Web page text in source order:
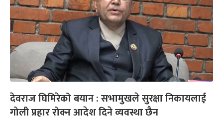
देवराज घिमिरेको बयान : सभामुखले सुरक्षा निकायलाई
गोली प्रहार रोक्न आदेश दिने व्यवस्था छैन